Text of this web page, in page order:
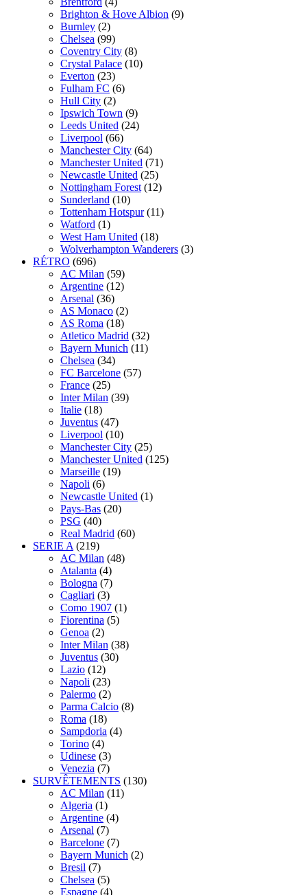
Brighton & Hove Albion (9)
Burnley (2)
Chelsea (99)
Coventry City (8)
Crystal Palace (10)
Everton (23)
Fulham FC (6)
Hull City (2)
Ipswich Town (9)
Leeds United (24)
Liverpool (66)
Manchester City (64)
Manchester United (71)
Newcastle United (25)
Nottingham Forest (12)
Sunderland (10)
Tottenham Hotspur (11)
Watford (1)
West Ham United (18)
Wolverhampton Wanderers (3)
RÉTRO (696)
AC Milan (59)
Argentine (12)
Arsenal (36)
AS Monaco (2)
AS Roma (18)
Atletico Madrid (32)
Bayern Munich (11)
Chelsea (34)
FC Barcelone (57)
France (25)
Inter Milan (39)
Italie (18)
Juventus (47)
Liverpool (10)
Manchester City (25)
Manchester United (125)
Marseille (19)
Napoli (6)
Newcastle United (1)
Pays-Bas (20)
PSG (40)
Real Madrid (60)
SERIE A (219)
AC Milan (48)
Atalanta (4)
Bologna (7)
Cagliari (3)
Como 1907 (1)
Fiorentina (5)
Genoa (2)
Inter Milan (38)
Juventus (30)
Lazio (12)
Napoli (23)
Palermo (2)
Parma Calcio (8)
Roma (18)
Sampdoria (4)
Torino (4)
Udinese (3)
Venezia (7)
SURVÊTEMENTS (130)
AC Milan (11)
Algeria (1)
Argentine (4)
Arsenal (7)
Barcelone (7)
Bayern Munich (2)
Bresil (7)
Chelsea (5)
Espagne (4)